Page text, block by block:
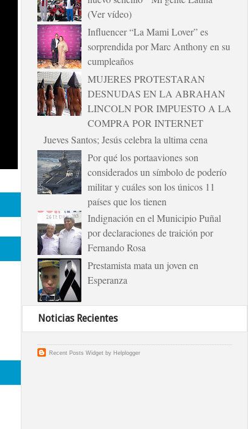
(Ver vídeo)
Influencer “La Mami Lover” es
sorprendida por Marc Anthony en su
cumpleaños
MUJERES PROTESTARAN
DESNUDAS EN LA ABRAHAN
LINCOLN POR IMPUESTO A LA
COMPRA POR INTERNET
Jueves Santos; Jesús celebra la ultima cena
Por qué los portaaviones son
considerados un símbolo de poderío
militar y cuáles son los únicos 11
países que los tienen
Indignación en el Municipio Puñal
por declaraciones de traición por
Fernando Rosa
Prestamista mata un joven en
Esperanza
Noticias Recientes
Recent Posts Widgetby Helplogger